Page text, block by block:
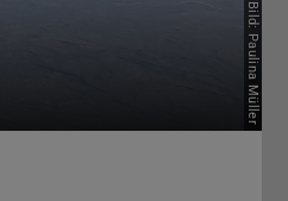
Bild: Paulina Müller